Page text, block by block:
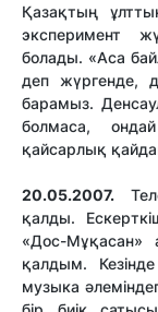
Қазақтың
эксперимент
болады. «Аса
деп жүргенде,
барамыз.
болмаса,
қайсарлық
20.05.2007.
қалды.
«Дос-Мұқасан»
қалдым.
музыка